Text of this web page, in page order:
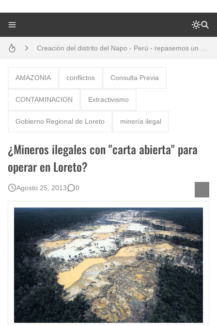
Análisis: Metodología de transversalización enfoque intercultural
AMAZONIA conflictos Consulta Previa
CONTAMINACION Extractivismo
Gobierno Regional de Loreto minería ilegal
¿Mineros ilegales con "carta abierta" para
operar en Loreto?
Agosto 25, 2013 0